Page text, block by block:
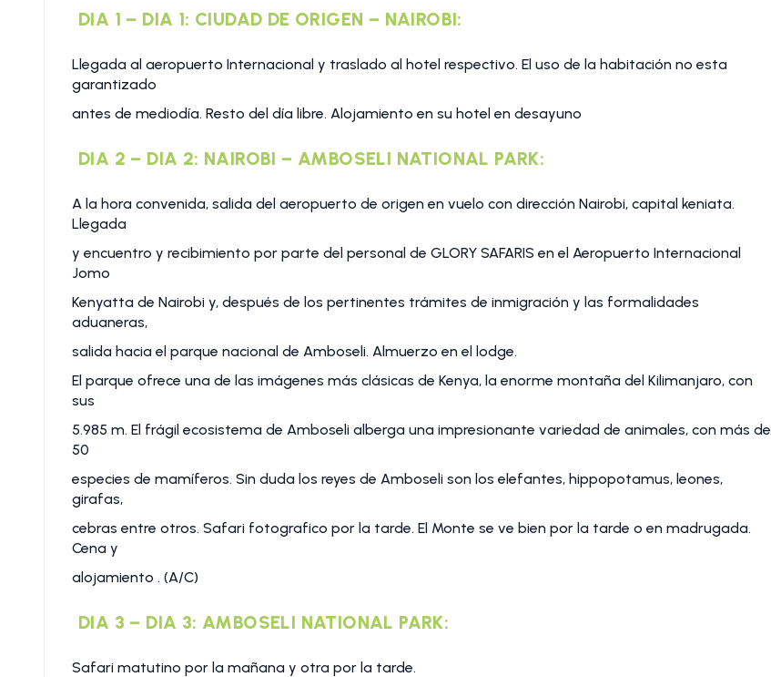
DIA 1 – DIA 1: CIUDAD DE ORIGEN – NAIROBI:
Llegada al aeropuerto Internacional y traslado al hotel respectivo. El uso de la habitación no esta
garantizado
antes de mediodía. Resto del día libre. Alojamiento en su hotel en desayuno
DIA 2 – DIA 2: NAIROBI – AMBOSELI NATIONAL PARK:
A la hora convenida, salida del aeropuerto de origen en vuelo con dirección Nairobi, capital keniata.
Llegada
y encuentro y recibimiento por parte del personal de GLORY SAFARIS en el Aeropuerto Internacional
Jomo
Kenyatta de Nairobi y, después de los pertinentes trámites de inmigración y las formalidades
aduaneras,
salida hacia el parque nacional de Amboseli. Almuerzo en el lodge.
El parque ofrece una de las imágenes más clásicas de Kenya, la enorme montaña del Kilimanjaro, con
sus
5.985 m. El frágil ecosistema de Amboseli alberga una impresionante variedad de animales, con más de
50
especies de mamíferos. Sin duda los reyes de Amboseli son los elefantes, hippopotamus, leones,
girafas,
cebras entre otros. Safari fotografico por la tarde. El Monte se ve bien por la tarde o en madrugada.
Cena y
alojamiento . (A/C)
DIA 3 – DIA 3: AMBOSELI NATIONAL PARK:
Safari matutino por la mañana y otra por la tarde.